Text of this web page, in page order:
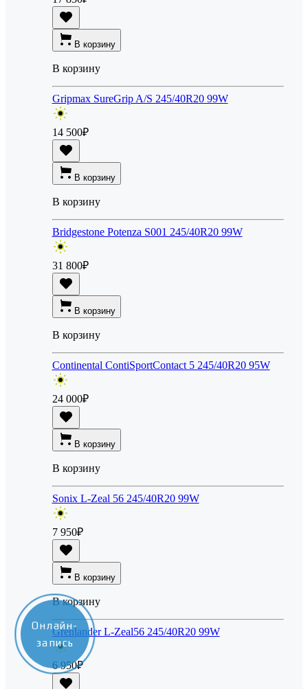
В корзину
В корзину
Gripmax SureGrip A/S 245/40R20 99W
14 500₽
В корзину
В корзину
Bridgestone Potenza S001 245/40R20 99W
31 800₽
В корзину
В корзину
Continental ContiSportContact 5 245/40R20 95W
24 000₽
В корзину
В корзину
Sonix L-Zeal 56 245/40R20 99W
7 950₽
В корзину
В корзину
Grenlander L-Zeal56 245/40R20 99W
6 950₽
Онлайн-
запись